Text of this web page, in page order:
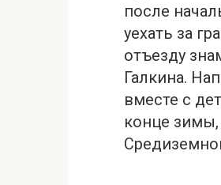
после
уехать за
отъезду
Галкина.
вместе с
конце зимы,